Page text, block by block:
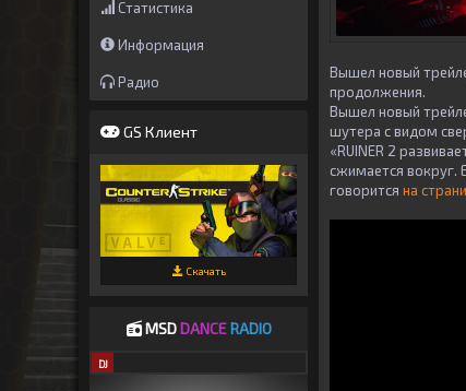
Статистика
Информация
Радио
GS Клиент
Скачать
MSDDANCE RADIO
DJ
Вышел новый
продолжения.
Вышел новый
шутера с видом
«RUINER 2
сжимается вокруг.
говорится на